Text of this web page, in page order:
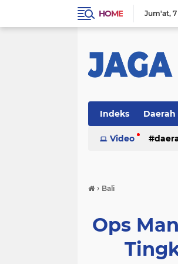
HOME Jum'at
Indeks Daerah
Video
› Bali
Ops